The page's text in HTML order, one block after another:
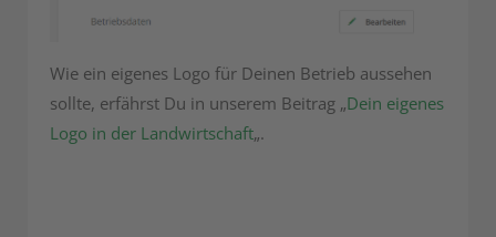
Wie ein eigenes Logo für Deinen Betrieb aussehen
sollte, erfährst Du in unserem Beitrag „Dein eigenes
Logo in der Landwirtschaft„.